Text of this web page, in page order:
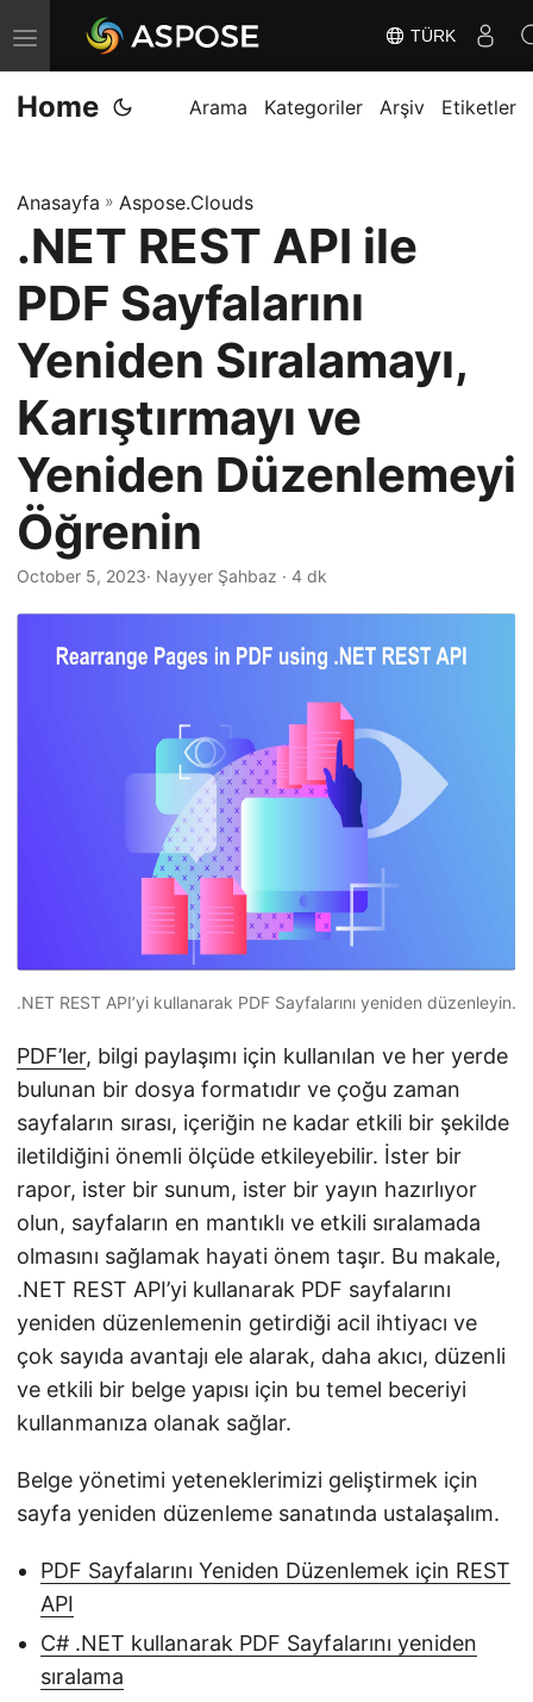
G
e
z
m
i
D
e
ğ
i
ş
t
i
r
TÜRK
Home Arama Kategoriler Arşiv Etiketler
Anasayfa » Aspose.Clouds
.NET REST API ile
PDF Sayfalarını
Yeniden Sıralamayı,
Karıştırmayı ve
Yeniden Düzenlemeyi
Öğrenin
October 5, 2023· Nayyer Şahbaz · 4 dk
.NET REST API’yi kullanarak PDF Sayfalarını yeniden düzenleyin.
PDF’ler, bilgi paylaşımı için kullanılan ve her yerde
bulunan bir dosya formatıdır ve çoğu zaman
sayfaların sırası, içeriğin ne kadar etkili bir şekilde
iletildiğini önemli ölçüde etkileyebilir. İster bir
rapor, ister bir sunum, ister bir yayın hazırlıyor
olun, sayfaların en mantıklı ve etkili sıralamada
olmasını sağlamak hayati önem taşır. Bu makale,
.NET REST API’yi kullanarak PDF sayfalarını
yeniden düzenlemenin getirdiği acil ihtiyacı ve
çok sayıda avantajı ele alarak, daha akıcı, düzenli
ve etkili bir belge yapısı için bu temel beceriyi
kullanmanıza olanak sağlar.
Belge yönetimi yeteneklerimizi geliştirmek için
sayfa yeniden düzenleme sanatında ustalaşalım.
PDF Sayfalarını Yeniden Düzenlemek için REST
API
C# .NET kullanarak PDF Sayfalarını yeniden
sıralama